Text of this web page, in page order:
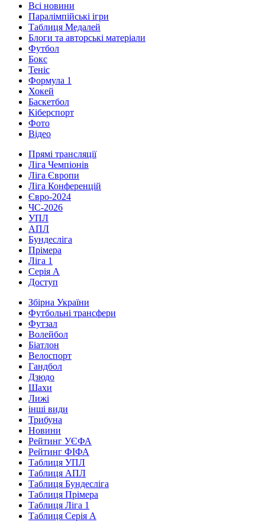
Всі новини
Паралімпійські ігри
Таблиця Медалей
Блоги та авторські матеріали
Футбол
Бокс
Теніс
Формула 1
Хокей
Баскетбол
Кіберспорт
Фото
Відео
Прямі трансляції
Ліга Чемпіонів
Ліга Європи
Ліга Конференцій
Євро-2024
ЧС-2026
УПЛ
АПЛ
Бундесліга
Прімера
Ліга 1
Серія А
Доступ
Збірна України
Футбольні трансфери
Футзал
Волейбол
Біатлон
Велоспорт
Гандбол
Дзюдо
Шахи
Лижі
інші види
Трибуна
Новини
Рейтинг УЄФА
Рейтинг ФІФА
Таблиця УПЛ
Таблиця АПЛ
Таблиця Бундесліга
Таблиця Прімера
Таблиця Ліга 1
Таблиця Серія А